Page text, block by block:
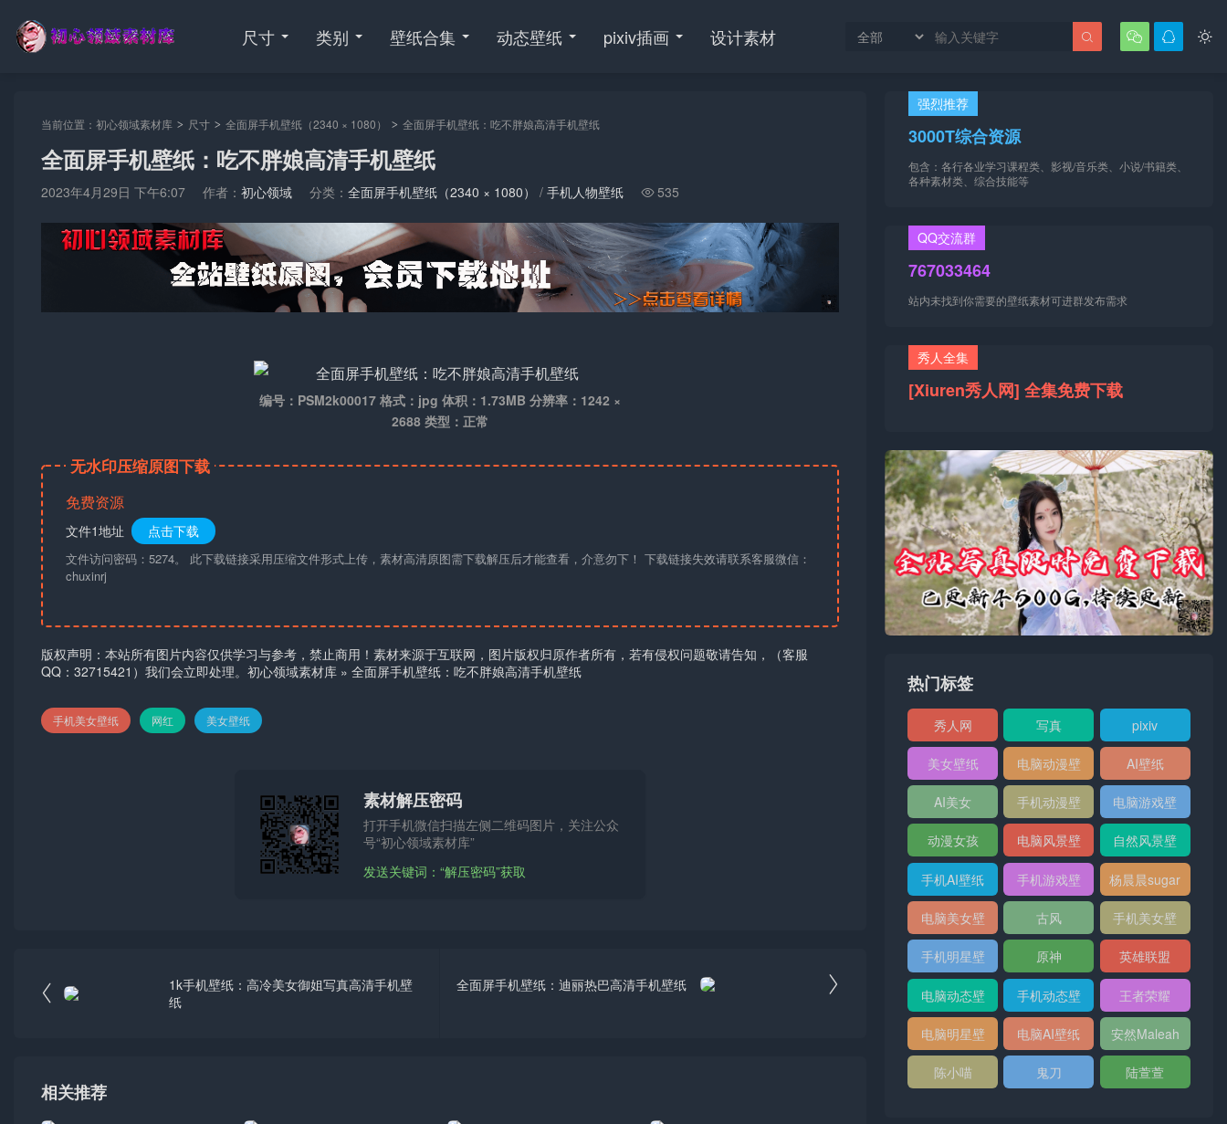
尺寸 类别 壁纸合集 动态壁纸 pixiv插画 设计素材 
 

当前位置： 初心领域素材库 > 尺寸 > 全面屏手机壁纸（2340 × 1080） > 全面屏手机壁纸：吃不胖娘高清手机壁纸
全面屏手机壁纸：吃不胖娘高清手机壁纸
2023年4月29日 下午6:07 作者： 初心领域 分类： 全面屏手机壁纸（2340 × 1080） / 手机人物壁纸  535
编号：PSM2k00017 格式：jpg 体积：1.73MB 分辨率：1242 ×
2688 类型：正常
无水印压缩原图下载
免费资源
文件1地址 点击下载
文件访问密码：5274。 此下载链接采用压缩文件形式上传，素材高清原图需下载解压后才能查看，介意勿下！ 下载链接失效请联系客服微信：
chuxinrj
版权声明：本站所有图片内容仅供学习与参考，禁止商用！素材来源于互联网，图片版权归原作者所有，若有侵权问题敬请告知，（客服
QQ：32715421）我们会立即处理。 初心领域素材库 » 全面屏手机壁纸：吃不胖娘高清手机壁纸
手机美女壁纸 网红 美女壁纸
素材解压密码
打开手机微信扫描左侧二维码图片，关注公众
号“初心领域素材库”
发送关键词：“解压密码”获取

1k手机壁纸：高冷美女御姐写真高清手机壁
纸

全面屏手机壁纸：迪丽热巴高清手机壁纸
相关推荐
强烈推荐
3000T综合资源
包含：各行各业学习课程类、影视/音乐类、小说/书籍类、
各种素材类、综合技能等
QQ交流群
767033464
站内未找到你需要的壁纸素材可进群发布需求
秀人全集
[Xiuren秀人网] 全集免费下载
热门标签
秀人网
XIUREN
写真 pixiv
美女壁纸
电脑动漫壁
纸
AI壁纸
AI美女
手机动漫壁
纸
电脑游戏壁
纸
动漫女孩
电脑风景壁
纸
自然风景壁
纸
手机AI壁纸
手机游戏壁
纸
杨晨晨sugar
电脑美女壁
纸
古风
手机美女壁
纸
手机明星壁
纸
原神 英雄联盟
电脑动态壁
纸
手机动态壁
纸
王者荣耀
电脑明星壁
纸
电脑AI壁纸 安然Maleah
陈小喵 鬼刀 陆萱萱